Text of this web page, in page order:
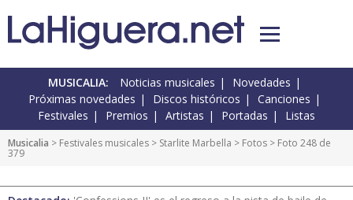
MUSICALIA: Noticias musicales
Novedades
Próximas novedades
Discos históricos
Canciones
Festivales
Premios Artistas Portadas Listas
Musicalia > Festivales musicales > Starlite Marbella > Fotos > Foto 248 de
379